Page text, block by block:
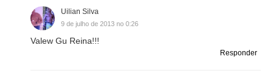
Uilian Silva
9 de julho de 2013 no 0:26
Valew Gu Reina!!!
Responder